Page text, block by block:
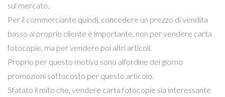
sul mercato.
Per il commerciante quindi, concedere un prezzo di vendita
basso al proprio cliente è importante, non per vendere carta
fotocopie, ma per vendere poi altri articoli.
Proprio per questo motivo sono all'ordine del giorno
promozioni sottocosto per questo articolo.
Sfatato il mito che, vendere carta fotocopie sia interessante